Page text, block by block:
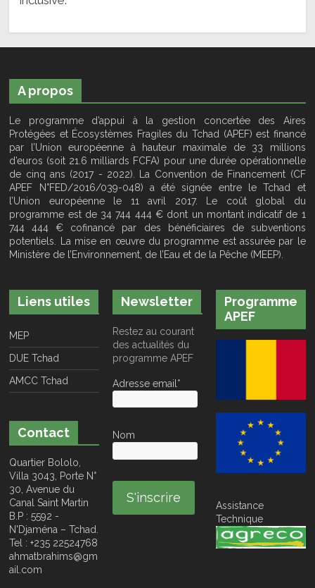
A propos
Le programme d’appui à la gestion concertée des Aires
Protégées et Écosystèmes Fragiles du Tchad (APEF) est financé
par l’Union européenne à hauteur maximale de 33 millions
d’euros (soit 21.6 milliards FCFA) pour une durée opérationnelle
de cinq ans (2017 - 2022). La Convention de Financement (CF
APEF N°FED/2016/039-048) a été signée entre le Tchad et
l’Union européenne le 11 avril 2017. Le coût global du
programme est de 34 744 444 € dont un montant indicatif de 1
744 444 € cofinancé par des bénéficiaires de subventions
potentiels. La mise en œuvre du programme est assurée par le
Ministère de l’Environnement, de l’Eau et de la Pêche (MEEP).
Liens utiles
MEP
DUE Tchad
AMCC Tchad
Contact
Quartier Bololo,
Villa 3043, Porte N°
30, Avenue du
Canal Saint Martin
B.P : 5592 -
N'Djaména – Tchad.
Tel : +235 22524768
ahmatbrahims@gm
ail.com
Newsletter
Restez au courant
des actualités du
programme APEF
Adresse email*
Nom
Programme
APEF
Assistance
Technique